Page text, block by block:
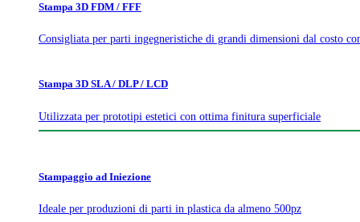
Stampa 3D FDM / FFF
Consigliata per parti ingegneristiche di grandi dimensioni dal costo
Stampa 3D SLA / DLP / LCD
Utilizzata per prototipi estetici con ottima finitura superficiale
Stampaggio ad Iniezione
Ideale per produzioni di parti in plastica da almeno 500pz